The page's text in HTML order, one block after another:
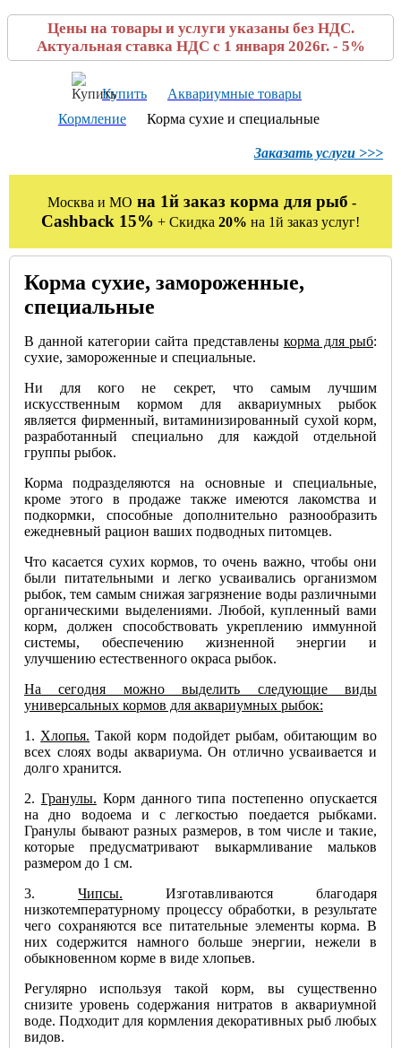
Цены на товары и услуги указаны без НДС.
Актуальная ставка НДС с 1 января 2026г. - 5%
Купить
Аквариумные товары
Кормление
Корма сухие и специальные
Заказать услуги >>>
Москва и МО на 1й заказ корма для рыб -
Cashback 15% + Скидка 20% на 1й заказ услуг!
Корма сухие, замороженные,
специальные
В данной категории сайта представлены корма для рыб:
сухие, замороженные и специальные.
Ни для кого не секрет, что самым лучшим
искусственным кормом для аквариумных рыбок
является фирменный, витаминизированный сухой корм,
разработанный специально для каждой отдельной
группы рыбок.
Корма подразделяются на основные и специальные,
кроме этого в продаже также имеются лакомства и
подкормки, способные дополнительно разнообразить
ежедневный рацион ваших подводных питомцев.
Что касается сухих кормов, то очень важно, чтобы они
были питательными и легко усваивались организмом
рыбок, тем самым снижая загрязнение воды различными
органическими выделениями. Любой, купленный вами
корм, должен способствовать укреплению иммунной
системы, обеспечению жизненной энергии и
улучшению естественного окраса рыбок.
На сегодня можно выделить следующие виды
универсальных кормов для аквариумных рыбок:
1. Хлопья. Такой корм подойдет рыбам, обитающим во
всех слоях воды аквариума. Он отлично усваивается и
долго хранится.
2. Гранулы. Корм данного типа постепенно опускается
на дно водоема и с легкостью поедается рыбками.
Гранулы бывают разных размеров, в том числе и такие,
которые предусматривают выкармливание мальков
размером до 1 см.
3. Чипсы. Изготавливаются благодаря
низкотемпературному процессу обработки, в результате
чего сохраняются все питательные элементы корма. В
них содержится намного больше энергии, нежели в
обыкновенном корме в виде хлопьев.
Регулярно используя такой корм, вы существенно
снизите уровень содержания нитратов в аквариумной
воде. Подходит для кормления декоративных рыб любых
видов.